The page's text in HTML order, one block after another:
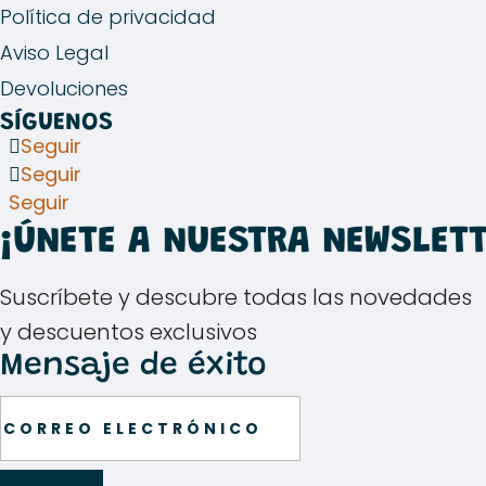
Política de privacidad
Aviso Legal
Devoluciones
SÍGUENOS
Seguir
Seguir
Seguir
¡ÚNETE A NUESTRA
Suscríbete y descubre todas las novedades
y descuentos exclusivos
Mensaje de éxito